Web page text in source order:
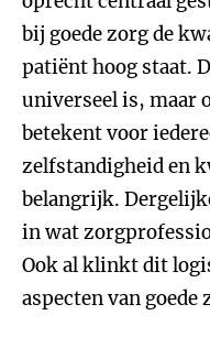
bij goede zorg de
patiënt hoog staat.
universeel is, maar
betekent voor
zelfstandigheid en
belangrijk.
in wat
Ook al klinkt dit
aspecten van